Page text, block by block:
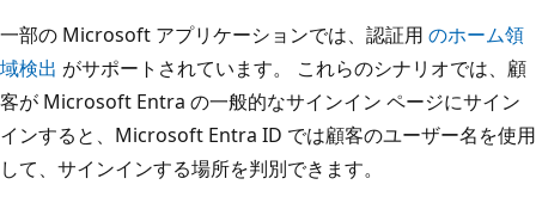
一部の Microsoft アプリケーションでは、認証用 のホーム領
域検出 がサポートされています。 これらのシナリオでは、顧
客が Microsoft Entra の一般的なサインイン ページにサイン
インすると、Microsoft Entra ID では顧客のユーザー名を使用
して、サインインする場所を判別できます。